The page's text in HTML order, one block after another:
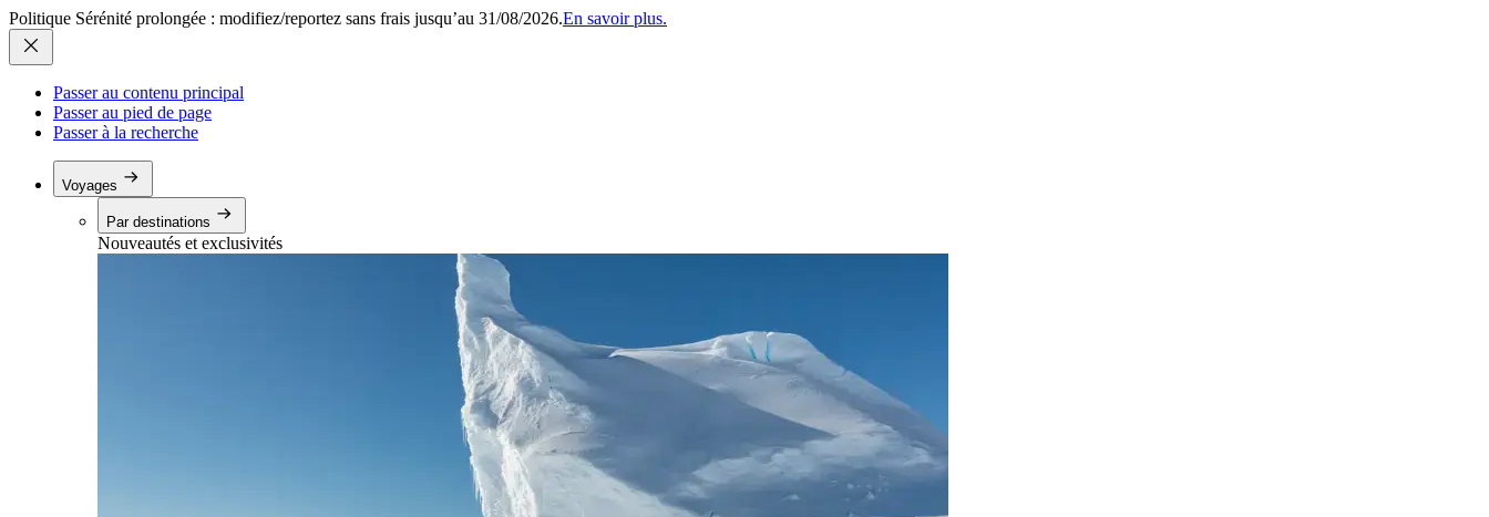
Politique Sérénité prolongée : modifiez/reportez sans frais jusqu’au 31/08/2026.En savoir plus.
Passer au contenu principal
Passer au pied de page
Passer à la recherche
Voyages
Par destinations
Nouveautés et exclusivités